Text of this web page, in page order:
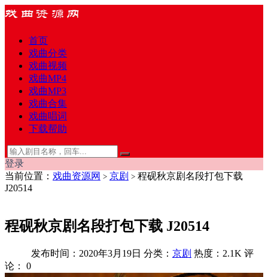
首页
戏曲分类
戏曲视频
戏曲MP4
戏曲MP3
戏曲合集
戏曲唱词
下载帮助
登录
当前位置： 戏曲资源网 > 京剧 > 程砚秋京剧名段打包下载
J20514
程砚秋京剧名段打包下载 J20514
发布时间：2020年3月19日 分类： 京剧 热度：2.1K 评
论：
0